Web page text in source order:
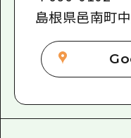
島根県邑南町